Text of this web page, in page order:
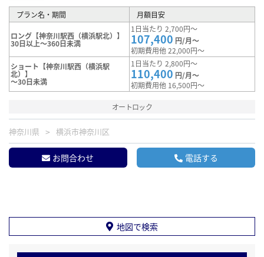
プラン名・期間 月額目安
ロング【神奈川駅西（横浜駅北）】
30日以上～360日未満
1日当たり 2,700円～
107,400 円/月～
初期費用他 22,000円～
ショート【神奈川駅西（横浜駅
北）】
～30日未満
1日当たり 2,800円～
110,400 円/月～
初期費用他 16,500円～
オートロック
神奈川県 横浜市神奈川区
お問合わせ 電話する
地図で検索